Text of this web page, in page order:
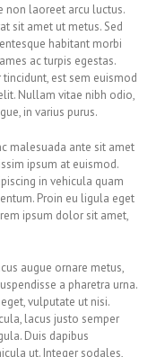
non laoreet arcu luctus.
sit amet ut metus. Sed
habitant morbi
ac turpis egestas.
est sem euismod
Nullam vitae nibh odio,
in varius purus.
malesuada ante sit amet
ipsum at euismod.
in vehicula quam
Proin eu ligula eget
ipsum dolor sit amet,
augue ornare metus,
a pharetra urna.
vulputate ut nisi.
lacus justo semper
Duis dapibus
ut. Integer sodales,